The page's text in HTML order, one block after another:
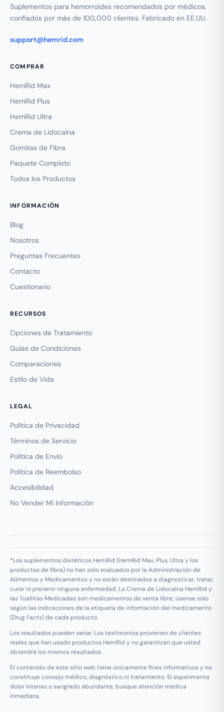
Suplementos para hemorroides recomendados por médicos,
confiados por más de 100,000 clientes. Fabricado en EE.UU.
support@hemrid.com
COMPRAR
HemRid Max
HemRid Plus
HemRid Ultra
Crema de Lidocaína
Gomitas de Fibra
Paquete Completo
Todos los Productos
INFORMACIÓN
Blog
Nosotros
Preguntas Frecuentes
Contacto
Cuestionario
RECURSOS
Opciones de Tratamiento
Guías de Condiciones
Comparaciones
Estilo de Vida
LEGAL
Política de Privacidad
Términos de Servicio
Política de Envío
Política de Reembolso
Accesibilidad
No Vender Mi Información
*Los suplementos dietéticos HemRid (HemRid Max, Plus, Ultra y los
productos de fibra) no han sido evaluados por la Administración de
Alimentos y Medicamentos y no están destinados a diagnosticar, tratar,
curar ni prevenir ninguna enfermedad. La Crema de Lidocaína HemRid y
las Toallitas Medicadas son medicamentos de venta libre; úsense solo
según las indicaciones de la etiqueta de información del medicamento
(Drug Facts) de cada producto.
Los resultados pueden variar. Los testimonios provienen de clientes
reales que han usado productos HemRid y no garantizan que usted
obtendrá los mismos resultados.
El contenido de este sitio web tiene únicamente fines informativos y no
constituye consejo médico, diagnóstico ni tratamiento. Si experimenta
dolor intenso o sangrado abundante, busque atención médica
inmediata.